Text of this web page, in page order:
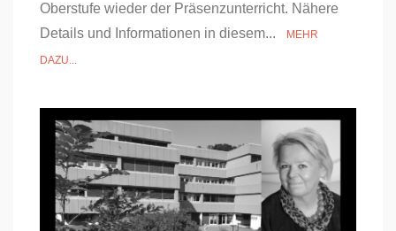
Oberstufe wieder der Präsenzunterricht. Nähere
Details und Informationen in diesem...
MEHR
DAZU...